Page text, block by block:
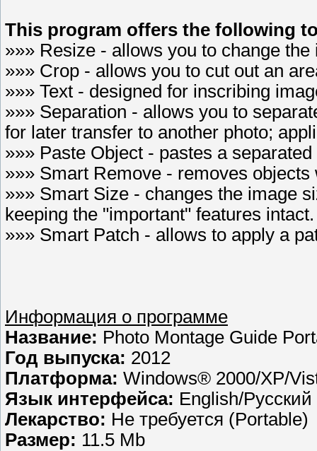
This program offers the following
»»» Resize - allows you to change the
»»» Crop - allows you to cut out an
»»» Text - designed for inscribing
»»» Separation - allows you to
for later transfer to another photo;
»»» Paste Object - pastes a
»»» Smart Remove - removes
»»» Smart Size - changes the image
keeping the "important" features intact.
»»» Smart Patch - allows to apply a
Информация о программе
Название: Photo Montage Guide
Год выпуска: 2012
Платформа: Windows® 2000/XP/
Язык интерфейса: English/Русский
Лекарство: Не требуется (Portable)
Размер: 11.5 Mb